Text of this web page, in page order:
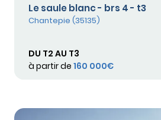
Le saule blanc - brs 4 - t3
Chantepie (35135)
DU T2 AU T3
à partir de 160 000€